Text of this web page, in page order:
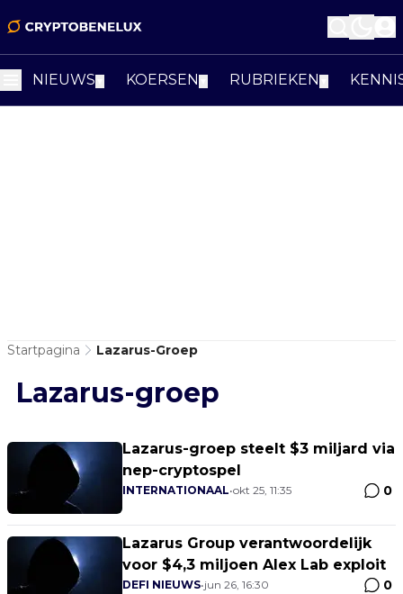
NIEUWS KOERSEN RUBRIEKEN
Startpagina Lazarus-Groep
Lazarus-groep
Lazarus-groep steelt $3 miljard via
nep-cryptospel
INTERNATIONAAL•okt 25, 11:35 0
Lazarus Group verantwoordelijk
voor $4,3 miljoen Alex Lab exploit
DEFI NIEUWS•jun 26, 16:30 0